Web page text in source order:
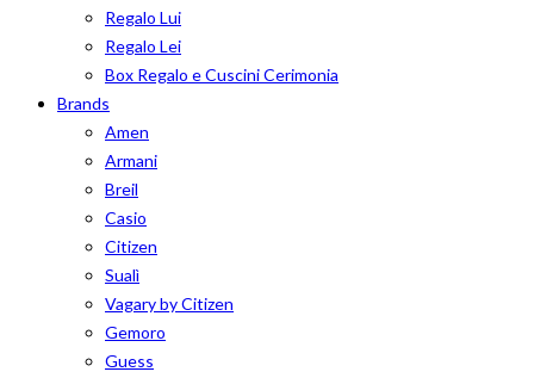
Regalo Lui
Regalo Lei
Box Regalo e Cuscini Cerimonia
Brands
Amen
Armani
Breil
Casio
Citizen
Sualì
Vagary by Citizen
Gemoro
Guess